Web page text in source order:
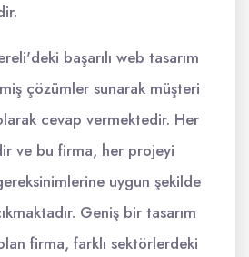
başarılı web tasarım
çözümler sunarak müşteri
cevap vermektedir. Her
ve bu firma, her projeyi
uygun şekilde
Geniş bir tasarım
firma, farklı sektörlerdeki